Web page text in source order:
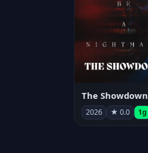
The Showdown
2026 ★ 0.0 1g